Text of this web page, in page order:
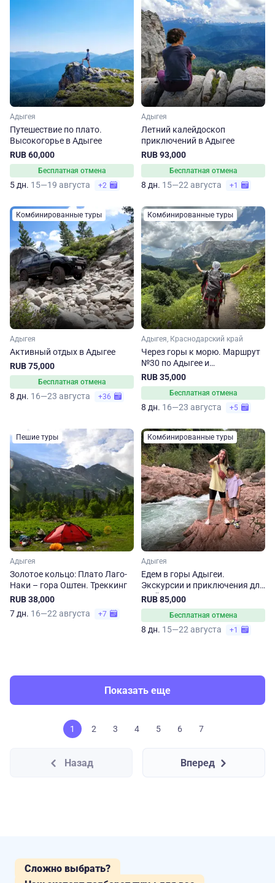
Адыгея
Путешествие по плато.
Высокогорье в Адыгее
RUB 60,000
Бесплатная отмена
5 дн. 15—19 августа +2
Адыгея
Летний калейдоскоп
приключений в Адыгее
RUB 93,000
Бесплатная отмена
8 дн. 15—22 августа +1
Комбинированные туры
Адыгея
Активный отдых в Адыгее
RUB 75,000
Бесплатная отмена
8 дн. 16—23 августа +36
Комбинированные туры
Адыгея, Краснодарский край
Через горы к морю. Маршрут
№30 по Адыгее и
Краснодарскому краю
RUB 35,000
Бесплатная отмена
8 дн. 16—23 августа +5
Пешие туры
Адыгея
Золотое кольцо: Плато Лаго-
Наки – гора Оштен. Треккинг
RUB 38,000
7 дн. 16—22 августа +7
Комбинированные туры
Адыгея
Едем в горы Адыгеи.
Экскурсии и приключения для
всей семьи
RUB 85,000
Бесплатная отмена
8 дн. 15—22 августа +1
Показать еще
1 2 3 4 5 6 7
Назад Вперед
Сложно выбрать?